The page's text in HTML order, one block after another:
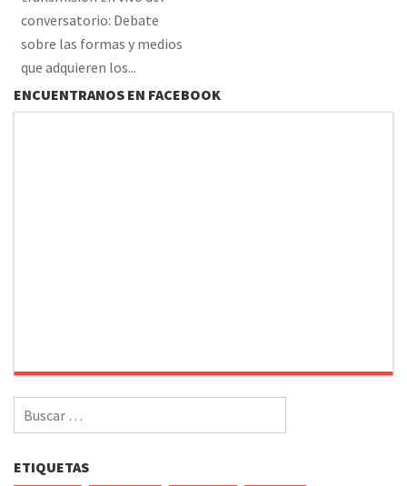
conversatorio: Debate
sobre las formas y medios
que adquieren los...
ENCUENTRANOS EN FACEBOOK
Buscar
por:
ETIQUETAS